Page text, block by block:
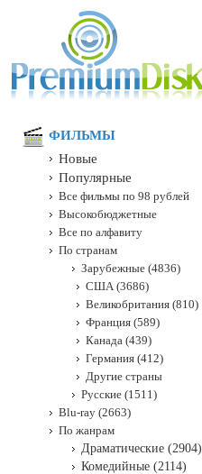
ФИЛЬМЫ
Новые
Популярные
Все фильмы по 98 рублей
Высокобюджетные
Все по алфавиту
По странам
Зарубежные (4836)
США (3686)
Великобритания (810)
Франция (589)
Канада (439)
Германия (412)
Другие страны
Русские (1511)
Blu-ray (2663)
По жанрам
Драматические (2904)
Комедийные (2114)